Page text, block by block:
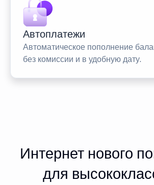
Автоплатежи
Автоматическое пополнение
без комиссии и в удобную дату.
Интернет нового
для